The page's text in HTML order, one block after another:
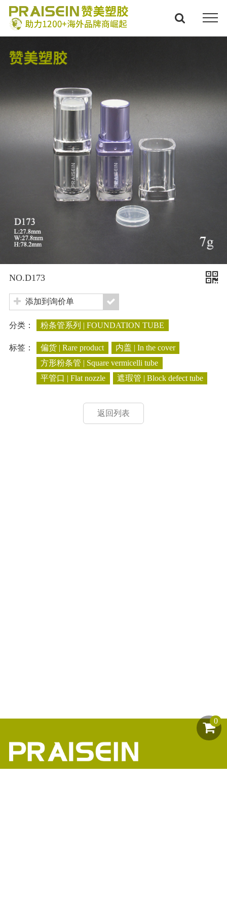
NO.D173
添加到询价单
分类： 粉条管系列 | FOUNDATION TUBE
标签： 偏货 | Rare product
内盖 | In the cover
方形粉条管 | Square vermicelli tube
平管口 | Flat nozzle
遮瑕管 | Block defect tube
返回列表
0